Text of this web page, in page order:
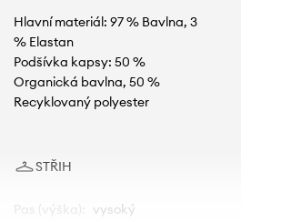
Hlavní materiál: 97 % Bavlna, 3
% Elastan
Podšívka kapsy: 50 %
Organická bavlna, 50 %
Recyklovaný polyester
STŘIH
Pas (výška)
vysoký